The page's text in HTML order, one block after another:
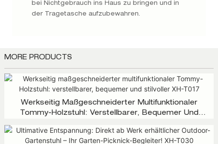
bei Nichtgebrauch ins Haus zu bringen und in
der Tragetasche aufzubewahren.
MORE PRODUCTS
Werkseitig Maßgeschneiderter Multifunktionaler
Tommy-Holzstuhl: Verstellbarer, Bequemer Und